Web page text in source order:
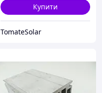
Купити
TomateSolar